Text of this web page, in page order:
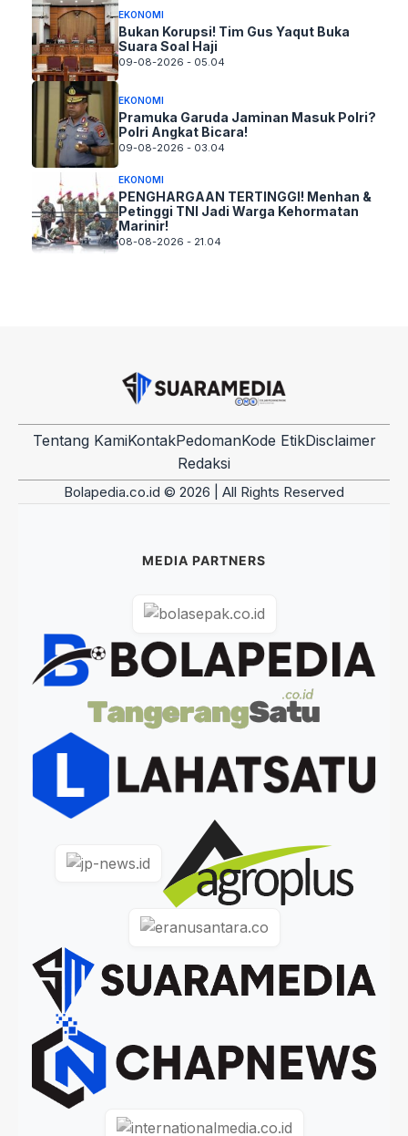
EKONOMI
Bukan Korupsi! Tim Gus Yaqut Buka
Suara Soal Haji
09-08-2026 - 05.04
EKONOMI
Pramuka Garuda Jaminan Masuk Polri?
Polri Angkat Bicara!
09-08-2026 - 03.04
EKONOMI
PENGHARGAAN TERTINGGI! Menhan &
Petinggi TNI Jadi Warga Kehormatan
Marinir!
08-08-2026 - 21.04
Tentang KamiKontakPedomanKode EtikDisclaimer
Redaksi
Bolapedia.co.id © 2026 | All Rights Reserved
MEDIA PARTNERS